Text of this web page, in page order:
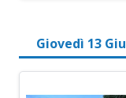
Giovedì 13